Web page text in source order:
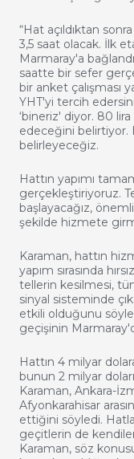
“Hat açıldıktan
3,5 saat olacak. İlk
Marmaray'a
saatte bir sefer
bir anket çalışması
YHT'yi tercih
‘bineriz' diyor. 80
edeceğini belirtiyor.
belirleyeceğiz.
Hattın yapımı
gerçekleştiriyoruz.
başlayacağız,
şekilde hizmete
Karaman, hattın
yapım sırasında
tellerin kesilmesi,
sinyal sisteminde
etkili olduğunu
geçişinin
Hattın 4 milyar
bunun 2 milyar
Karaman, Ankara-
Afyonkarahisar
ettiğini söyledi.
geçitlerin de kendileri
Karaman, söz